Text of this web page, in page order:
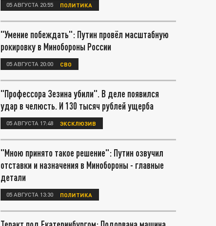
05 АВГУСТА 20:55 ПОЛИТИКА
"Умение побеждать": Путин провёл масштабную
рокировку в Минобороны России
05 АВГУСТА 20:00 СВО
"Профессора Зезина убили". В деле появился
удар в челюсть. И 130 тысяч рублей ущерба
05 АВГУСТА 17:48 ЭКСКЛЮЗИВ
"Мною принято такое решение": Путин озвучил
отставки и назначения в Минобороны - главные
детали
05 АВГУСТА 13:30 ПОЛИТИКА